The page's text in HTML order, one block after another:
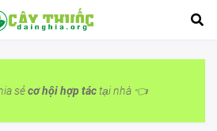
sẻcơ hội hợp táctại nhà 👈